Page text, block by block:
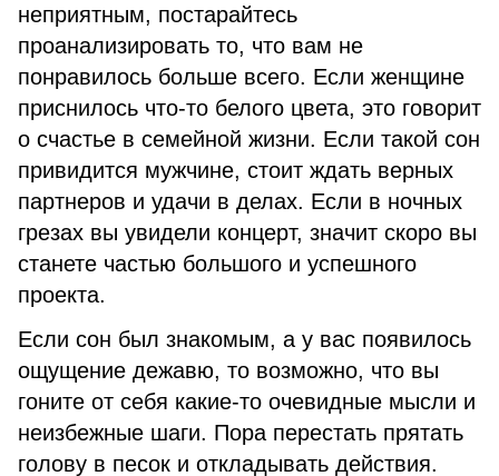
неприятным, постарайтесь
проанализировать то, что вам не
понравилось больше всего. Если женщине
приснилось что-то белого цвета, это говорит
о счастье в семейной жизни. Если такой сон
привидится мужчине, стоит ждать верных
партнеров и удачи в делах. Если в ночных
грезах вы увидели концерт, значит скоро вы
станете частью большого и успешного
проекта.
Если сон был знакомым, а у вас появилось
ощущение дежавю, то возможно, что вы
гоните от себя какие-то очевидные мысли и
неизбежные шаги. Пора перестать прятать
голову в песок и откладывать действия.